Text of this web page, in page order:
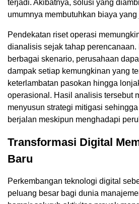
terjadi. Akibatnya, solusi yang
umumnya membutuhkan biaya
Pendekatan riset operasi
dianalisis sejak tahap
berbagai skenario, perusahaan
dampak setiap kemungkinan yang
keterlambatan pasokan hingga
operasional. Hasil analisis tersebut
menyusun strategi mitigasi
berjalan meskipun menghadapi
Transformasi Digital
Baru
Perkembangan teknologi digital
peluang besar bagi dunia